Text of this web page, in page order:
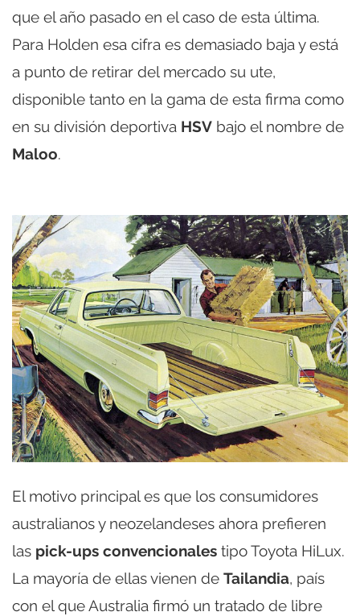
que el año pasado en el caso de esta última.
Para Holden esa cifra es demasiado baja y está
a punto de retirar del mercado su ute,
disponible tanto en la gama de esta firma como
en su división deportiva HSV bajo el nombre de
Maloo.
El motivo principal es que los consumidores
australianos y neozelandeses ahora prefieren
las pick-ups convencionales tipo Toyota HiLux.
La mayoría de ellas vienen de Tailandia, país
con el que Australia firmó un tratado de libre